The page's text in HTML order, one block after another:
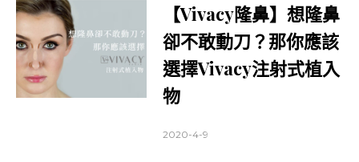
【Vivacy隆鼻】想隆鼻
卻不敢動刀？那你應該
選擇Vivacy注射式植入
物
2020-4-9